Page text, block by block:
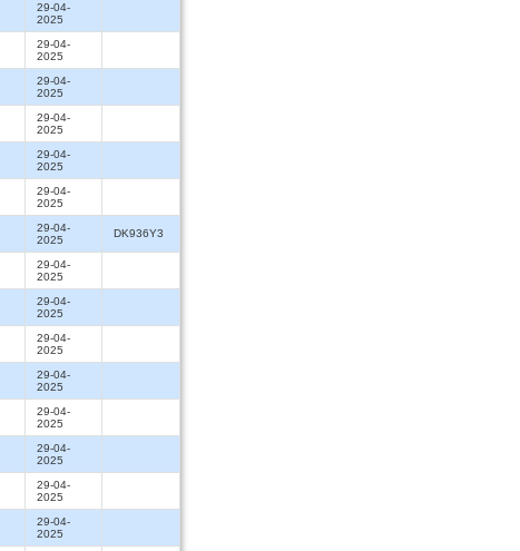
29-04-
2025
29-04-
2025
29-04-
2025
29-04-
2025
29-04-
2025
29-04-
2025
29-04-
2025
DK936Y3
29-04-
2025
29-04-
2025
29-04-
2025
29-04-
2025
29-04-
2025
29-04-
2025
29-04-
2025
29-04-
2025